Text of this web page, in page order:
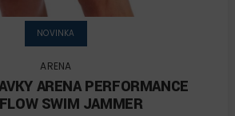
NOVINKA
ARENA
ARENA PERFORMANCE
SWIM JAMMER